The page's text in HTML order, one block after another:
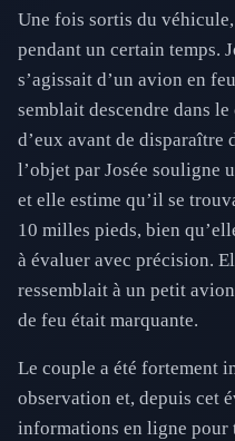
Une fois sortis du
pendant un certain temps.
s’agissait d’un avion en
semblait descendre dans
d’eux avant de disparaître
l’objet par Josée souligne
et elle estime qu’il se
10 milles pieds, bien
à évaluer avec précision.
ressemblait à un petit
de feu était marquante.
Le couple a été fortement
observation et, depuis cet
informations en ligne pour